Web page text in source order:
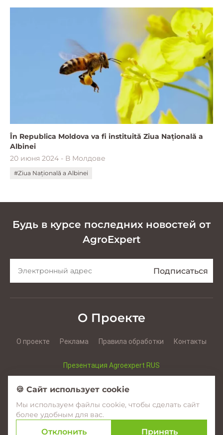
În Republica Moldova va fi instituită Ziua Națională a
Albinei
20 июня 2024 - В Молдове
#Ziua Națională a Albinei
Будь в курсе последних новостей от
AgroExpert
О Проекте
О проекте Реклама Правила обработки Контакты
Презентация Agroexpert RUS
Facebook YouTube Instagram
🍪 Сайт использует cookie
Мы используем файлы cookie, чтобы сделать сайт
более удобным для вас.
Отклонить Принять